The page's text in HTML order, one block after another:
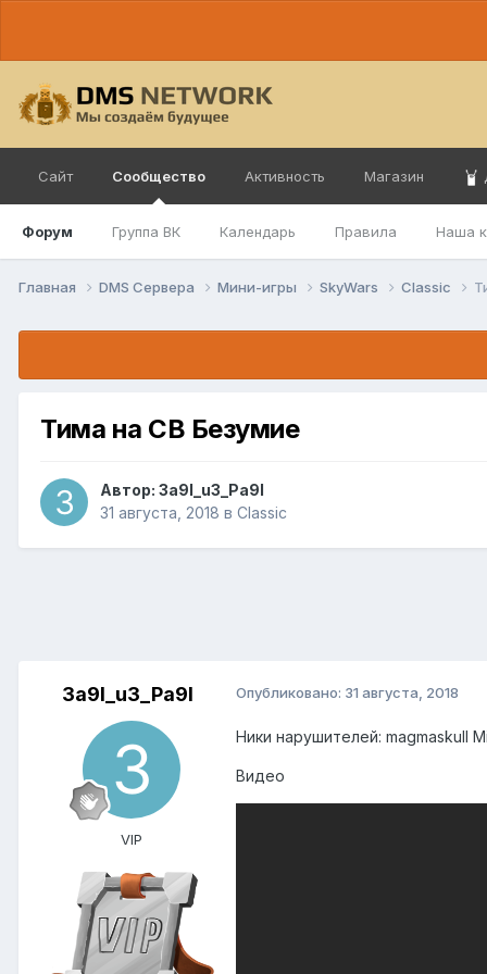
Сайт Сообщество
Форум Группа ВК Календарь Правила Наша
Активность Магазин
Главная DMS Сервера Мини-игры SkyWars Classic
Тима на СВ Безумие
Автор: 3a9l_u3_Pa9l
31 августа, 2018 в Classic
3a9l_u3_Pa9l
VIP
Опубликовано: 31 августа, 2018
Ники нарушителей: magmaskull
Видео